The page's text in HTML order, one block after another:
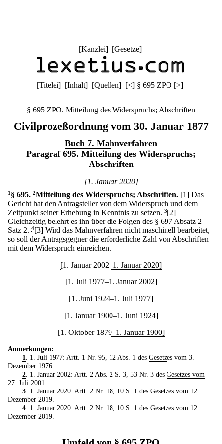
[Kanzlei] [Gesetze]
[Titelei] [Inhalt] [Quellen] [<] § 695 ZPO [>]
§ 695 ZPO. Mitteilung des Widerspruchs; Abschriften
Civilprozeßordnung vom 30. Januar 1877
Buch 7. Mahnverfahren
Paragraf 695. Mitteilung des Widerspruchs;
Abschriften
[1. Januar 2020]
1 § 695. 2Mitteilung des Widerspruchs; Abschriften. [1] Das
Gericht hat den Antragsteller von dem Widerspruch und dem
Zeitpunkt seiner Erhebung in Kenntnis zu setzen. 3[2]
Gleichzeitig belehrt es ihn über die Folgen des § 697 Absatz 2
Satz 2. 4[3] Wird das Mahnverfahren nicht maschinell bearbeitet,
so soll der Antragsgegner die erforderliche Zahl von Abschriften
mit dem Widerspruch einreichen.
[1. Januar 2002–1. Januar 2020]
[1. Juli 1977–1. Januar 2002]
[1. Juni 1924–1. Juli 1977]
[1. Januar 1900–1. Juni 1924]
[1. Oktober 1879–1. Januar 1900]
Anmerkungen:
1
. 1. Juli 1977: Artt. 1 Nr. 95, 12 Abs. 1 des Gesetzes vom 3.
Dezember 1976
2. 1. Januar 2002: Artt. 2 Abs. 2 S. 3, 53 Nr. 3 des Gesetzes vom
27. Juli 2001
3. 1. Januar 2020: Artt. 2 Nr. 18, 10 S. 1 des Gesetzes vom 12.
Dezember 2019
4. 1. Januar 2020: Artt. 2 Nr. 18, 10 S. 1 des Gesetzes vom 12.
Dezember 2019